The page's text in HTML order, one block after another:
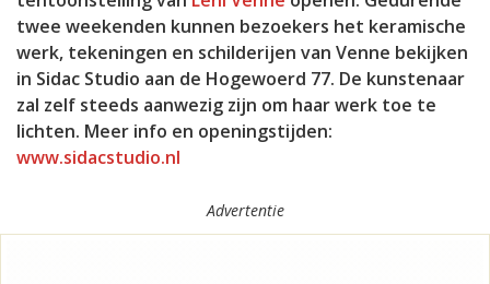
twee weekenden kunnen bezoekers het keramische
werk, tekeningen en schilderijen van Venne bekijken
in Sidac Studio aan de Hogewoerd 77. De kunstenaar
zal zelf steeds aanwezig zijn om haar werk toe te
lichten. Meer info en openingstijden:
www.sidacstudio.nl
Advertentie